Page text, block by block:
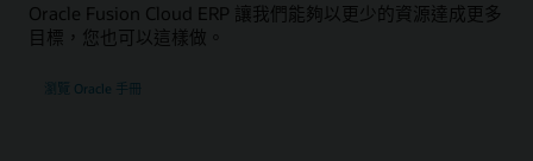
Oracle Fusion Cloud ERP 讓我們能夠以更少的資源達成更多
目標，您也可以這樣做。
瀏覽 Oracle 手冊